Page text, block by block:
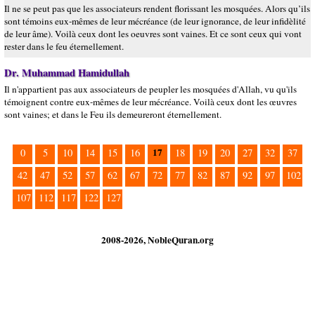
Il ne se peut pas que les associateurs rendent florissant les mosquées. Alors qu’ils
sont témoins eux-mêmes de leur mécréance (de leur ignorance, de leur infidèlité
de leur âme). Voilà ceux dont les oeuvres sont vaines. Et ce sont ceux qui vont
rester dans le feu éternellement.
Dr. Muhammad Hamidullah
Il n'appartient pas aux associateurs de peupler les mosquées d'Allah, vu qu'ils
témoignent contre eux-mêmes de leur mécréance. Voilà ceux dont les œuvres
sont vaines; et dans le Feu ils demeureront éternellement.
0 5 10 14 15 16 17 18 19 20 27 32
37
42
47 52 57 62 67 72 77 82 87 92 97
102
107
112 117 122 127
2008-2026, NobleQuran.org